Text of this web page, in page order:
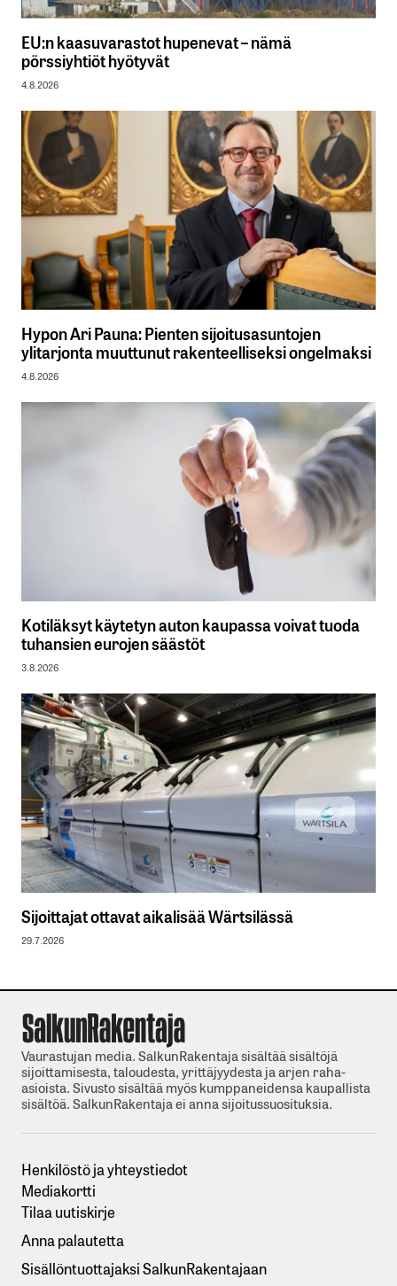
EU:n kaasuvarastot hupenevat – nämä
pörssiyhtiöt hyötyvät
4.8.2026
Hypon Ari Pauna: Pienten sijoitusasuntojen
ylitarjonta muuttunut rakenteelliseksi ongelmaksi
4.8.2026
Kotiläksyt käytetyn auton kaupassa voivat tuoda
tuhansien eurojen säästöt
3.8.2026
Sijoittajat ottavat aikalisää Wärtsilässä
29.7.2026
Vaurastujan media. SalkunRakentaja sisältää sisältöjä
sijoittamisesta, taloudesta, yrittäjyydesta ja arjen raha-
asioista. Sivusto sisältää myös kumppaneidensa kaupallista
sisältöä. SalkunRakentaja ei anna sijoitussuosituksia.
Henkilöstö ja yhteystiedot
Mediakortti
Tilaa uutiskirje
Anna palautetta
Sisällöntuottajaksi SalkunRakentajaan